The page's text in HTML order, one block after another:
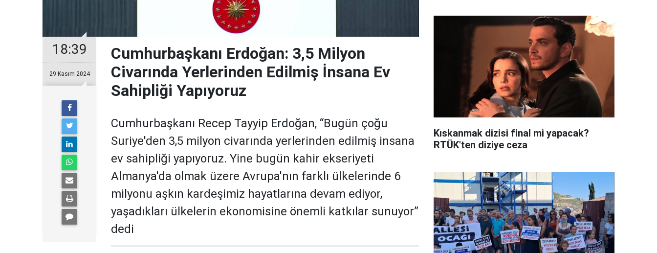
18:39
29 Kasım 2024
Cumhurbaşkanı Erdoğan: 3,5 Milyon
Civarında Yerlerinden Edilmiş İnsana Ev
Sahipliği Yapıyoruz
Cumhurbaşkanı Recep Tayyip Erdoğan, “Bugün çoğu
Suriye'den 3,5 milyon civarında yerlerinden edilmiş insana
ev sahipliği yapıyoruz. Yine bugün kahir ekseriyeti
Almanya'da olmak üzere Avrupa'nın farklı ülkelerinde 6
milyonu aşkın kardeşimiz hayatlarına devam ediyor,
yaşadıkları ülkelerin ekonomisine önemli katkılar sunuyor”
dedi
Kıskanmak dizisi final mi yapacak?
RTÜK'ten diziye ceza